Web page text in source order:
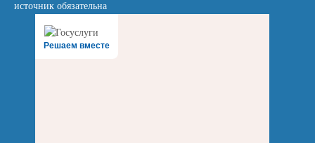
источник обязательна
Решаем вместе